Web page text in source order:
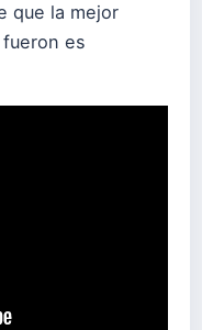
que la mejor
es